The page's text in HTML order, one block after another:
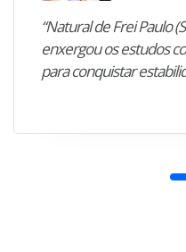
“Natural de Frei Paulo
enxergou os estudos
para conquistar